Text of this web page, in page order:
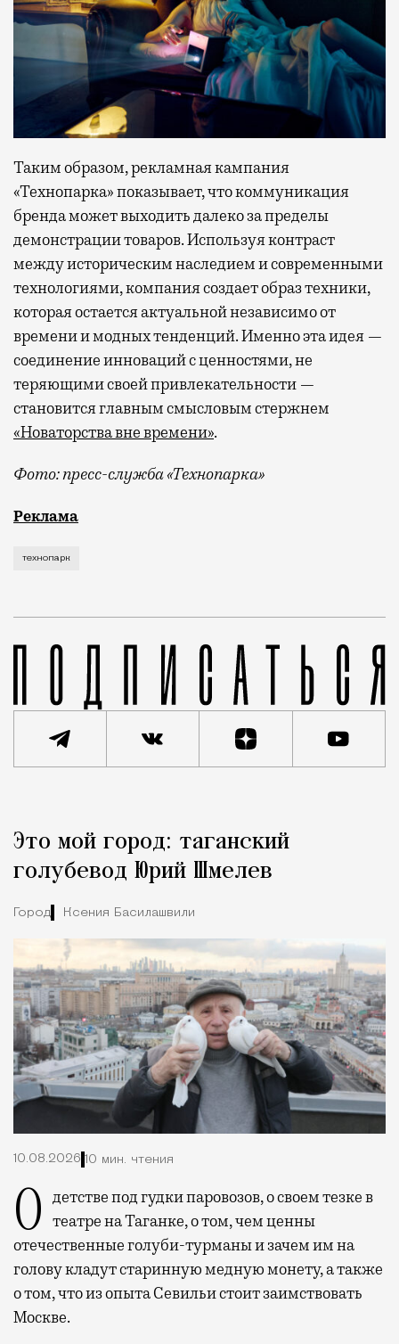
Таким образом, рекламная кампания
«Технопарка» показывает, что коммуникация
бренда может выходить далеко за пределы
демонстрации товаров. Используя контраст
между историческим наследием и современными
технологиями, компания создает образ техники,
которая остается актуальной независимо от
времени и модных тенденций. Именно эта идея —
соединение инноваций с ценностями, не
теряющими своей привлекательности —
становится главным смысловым стержнем
«Новаторства вне времени».
Фото: пресс-служба «Технопарка»
Рекламные кампании техники редко выходят за
Реклама
технопарк
Город
Это мой город: таганский
голубевод Юрий Шмелев
Город Ксения Басилашвили
10.08.2026 10 мин. чтения
О детстве под гудки паровозов, о своем тезке в театре на Таганке, о том, чем ценны
отечественные голуби-турманы и зачем им на
голову кладут старинную медную монету, а также
о том, что из опыта Севильи стоит заимствовать
Москве.